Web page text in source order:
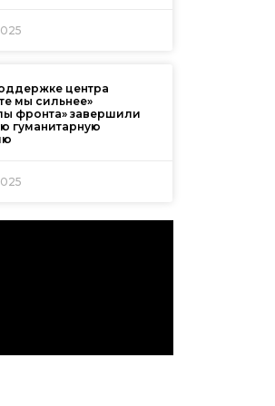
центра
мы сильнее»
фронта» завершили
гуманитарную